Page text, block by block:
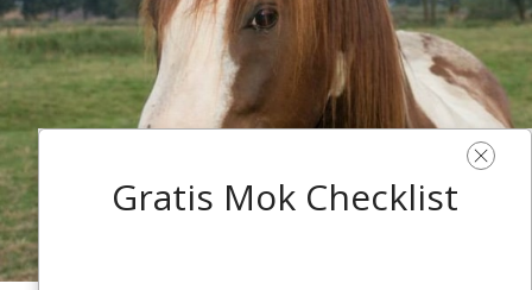
Gratis Mok Checklist